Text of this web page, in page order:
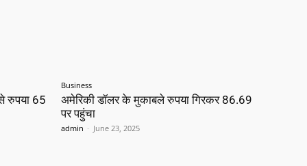
रुपया 65
Business
अमेरिकी डॉलर के मुकाबले रुपया गिरकर 86.69
पर पहुंचा
admin - June 23, 2025